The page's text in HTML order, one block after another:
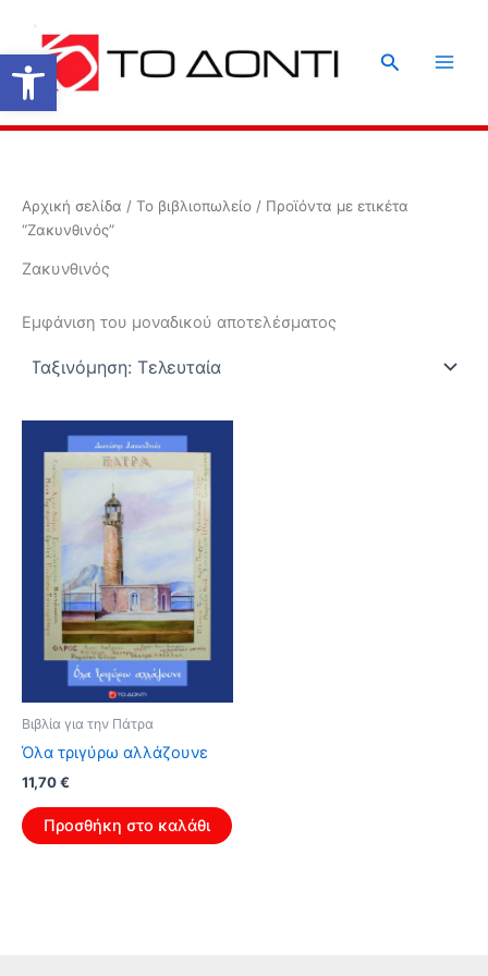
Ανοίξτε τη γραμμή εργαλείων
περιεχόμενο
Αναζήτηση
Αρχική σελίδα / Το βιβλιοπωλείο / Προϊόντα με ετικέτα
“Ζακυνθινός”
Ζακυνθινός
Εμφάνιση του μοναδικού αποτελέσματος
Βιβλία για την Πάτρα
Όλα τριγύρω αλλάζουνε
11,70€
Προσθήκη στο καλάθι